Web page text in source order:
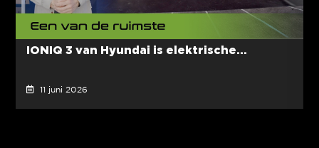
IONIQ 3 van Hyundai is elektrische...
11 juni 2026